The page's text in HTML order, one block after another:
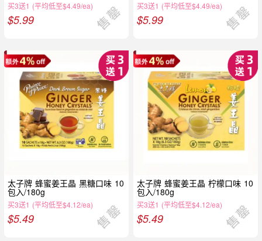
买3送1 (平均低至$4.49/ea)
$5.99
买3送1 (平均低至$4.49/ea)
$5.99
太子牌 蜂蜜姜王晶 黑糖口味 10
包入/180g
买3送1 (平均低至$4.12/ea)
$5.49
太子牌 蜂蜜姜王晶 柠檬口味 10
包入/180g
买3送1 (平均低至$4.12/ea)
$5.49